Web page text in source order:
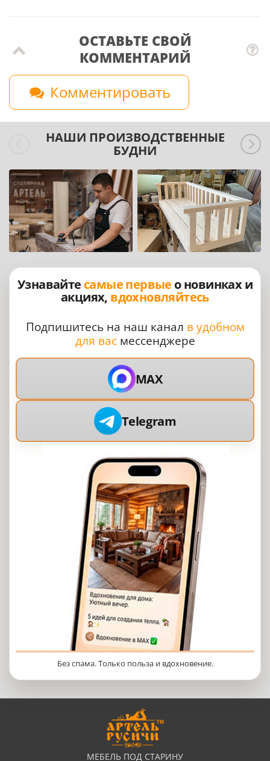
ОСТАВЬТЕ СВОЙ
КОММЕНТАРИЙ
Комментировать
НАШИ ПРОИЗВОДСТВЕННЫЕ
БУДНИ
Узнавайте самые первые о новинках и
акциях, вдохновляйтесь
Подпишитесь на наш канал в удобном
для васмессенджере
MAX
Telegram
Без спама. Только польза и вдохновение.
МЕБЕЛЬ ПОД СТАРИНУ